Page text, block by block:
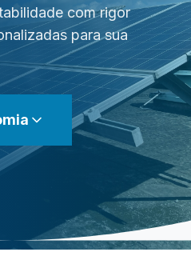
com rigor
para sua